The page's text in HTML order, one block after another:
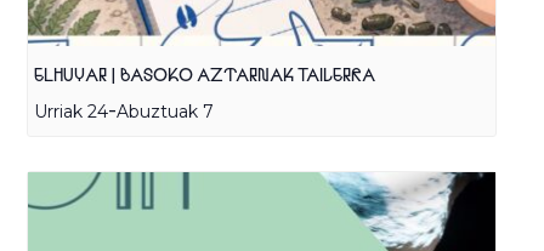
ELHUYAR | BASOKO AZTARNAK TAILERRA
Urriak 24-Abuztuak 7